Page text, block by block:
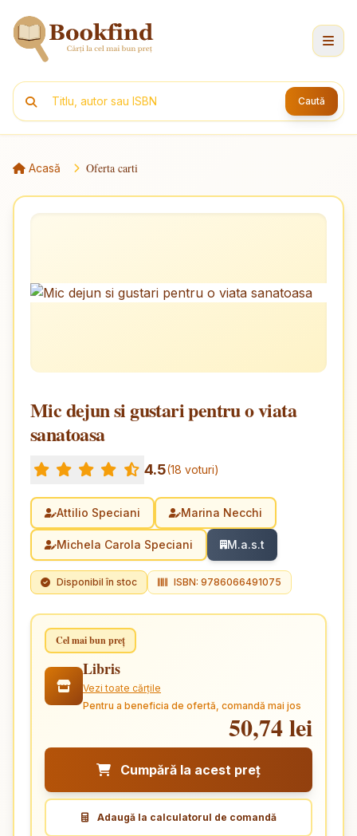
Caută
Acasă Oferta carti
Mic dejun si gustari pentru o viata
sanatoasa
4.5(18 voturi)
Attilio Speciani Marina Necchi
Michela Carola Speciani M.a.s.t
Disponibil în stoc ISBN: 9786066491075
Cel mai bun preț
Libris
Vezi toate cărțile
Pentru a beneficia de ofertă, comandă mai jos
50,74 lei
Cumpără la acest preț
Adaugă la calculatorul de comandă